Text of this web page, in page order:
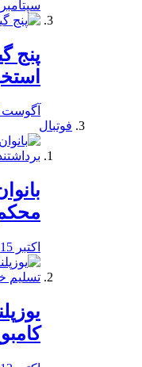
سپتامبر 26, 2019
پنج
آگوست 22, 2019
فوتبال
اکتبر 15, 2019